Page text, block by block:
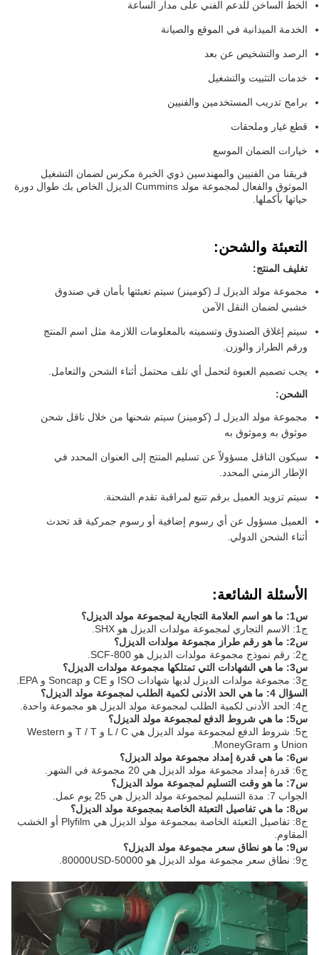
الخط الساخن للدعم الفني على مدار الساعة
الخدمة الميدانية في الموقع والصيانة
الرصد والتشخيص عن بعد
خدمات التثبيت والتشغيل
برامج تدريب المستخدمين والفنيين
قطع غيار وملحقات
خيارات الضمان الموسع
فريقنا من الفنيين والمهندسين ذوي الخبرة مكرس لضمان التشغيل
الموثوق والفعال لمجموعة مولد Cummins الديزل الخاص بك طوال دورة
حياتها بأكملها.
التعبئة والشحن:
تغليف المنتج:
مجموعة مولد الديزل لـ (كومينز) سيتم تعبئتها بأمان في صندوق
خشبي لضمان النقل الآمن
سيتم إغلاق الصندوق وتسميته بالمعلومات اللازمة مثل اسم المنتج
ورقم الطراز والوزن.
يجب تصميم العبوة لتحمل أي تلف محتمل أثناء الشحن والتعامل.
الشحن:
مجموعة مولد الديزل لـ (كومينز) سيتم شحنها من خلال ناقل شحن
موثوق به وموثوق به
سيكون الناقل مسؤولاً عن تسليم المنتج إلى العنوان المحدد في
الإطار الزمني المحدد.
سيتم تزويد العميل برقم تتبع لمراقبة تقدم الشحنة.
العميل مسؤول عن أي رسوم إضافية أو رسوم جمركية قد تحدث
أثناء الشحن الدولي.
الأسئلة الشائعة:
س1: ما هو اسم العلامة التجارية لمجموعة مولد الديزل؟
ج1: الاسم التجاري لمجموعة مولدات الديزل هو SHX.
س2: ما هو رقم طراز مجموعة مولدات الديزل؟
ج2: رقم نموذج مجموعة مولدات الديزل هو SCF-800.
س3: ما هي الشهادات التي تمتلكها مجموعة مولدات الديزل؟
ج3: مجموعة مولدات الديزل لديها شهادات ISO و CE و Soncap و EPA.
السؤال 4: ما هي الحد الأدنى لكمية الطلب لمجموعة مولد الديزل؟
ج4: الحد الأدنى لكمية الطلب لمجموعة مولد الديزل هو مجموعة واحدة.
س5: ما هي شروط الدفع لمجموعة مولد الديزل؟
ج5: شروط الدفع لمجموعة مولد الديزل هي L / C و T / T و Western
Union و MoneyGram.
س6: ما هي قدرة إمداد مجموعة مولد الديزل؟
ج6: قدرة إمداد مجموعة مولد الديزل هي 20 مجموعة في الشهر.
س7: ما هو وقت التسليم لمجموعة مولد الديزل؟
الجواب 7: مدة التسليم لمجموعة مولد الديزل هي 25 يوم عمل.
س8: ما هي تفاصيل التعبئة الخاصة بمجموعة مولد الديزل؟
ج8: تفاصيل التعبئة الخاصة بمجموعة مولد الديزل هي Plyfilm أو الخشب
المقاوم.
س9: ما هو نطاق سعر مجموعة مولد الديزل؟
ج9: نطاق سعر مجموعة مولد الديزل هو 50000-80000USD.